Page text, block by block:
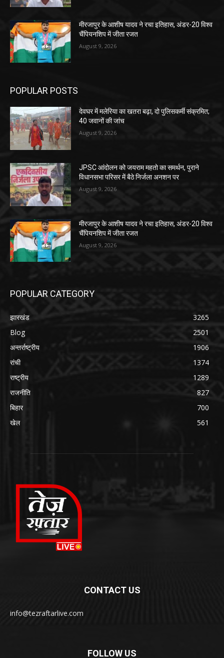
मीरजापुर के आशीष यादव ने रचा इतिहास, अंडर-20 विश्व
चैंपियनशिप में जीता रजत
August 9, 2026
POPULAR POSTS
देवघर में मलेरिया का खतरा बढ़ा, दो पुलिसकर्मी संक्रमित;
40 जवानों की जांच
August 9, 2026
JPSC आंदोलन को जयराम महतो का समर्थन, पुराने
विधानसभा परिसर में बैठे निर्जला अनशन पर
August 9, 2026
मीरजापुर के आशीष यादव ने रचा इतिहास, अंडर-20 विश्व
चैंपियनशिप में जीता रजत
August 9, 2026
POPULAR CATEGORY
झारखंड
3265
Blog
2501
अन्तर्राष्ट्रीय
1906
रांची
1374
राष्ट्रीय
1289
राजनीति
827
बिहार
700
खेल
561
CONTACT US
info@tezraftarlive.com
FOLLOW US